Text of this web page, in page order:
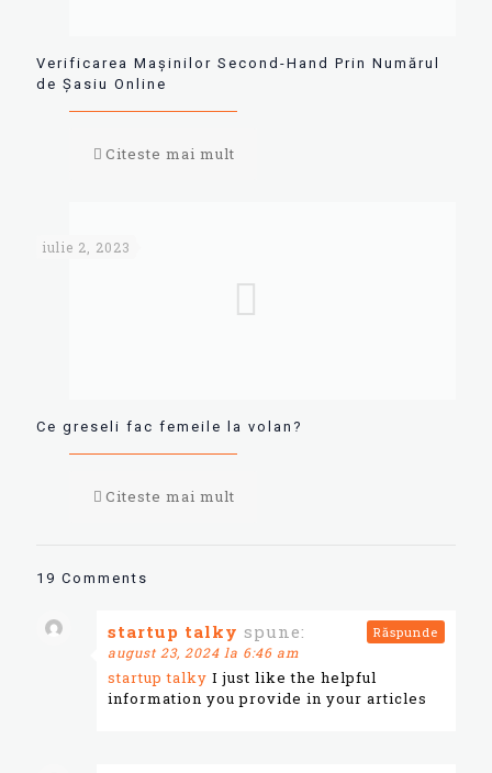
Verificarea Mașinilor Second-Hand Prin Numărul
de Șasiu Online
Citeste mai mult
iulie 2, 2023
Ce greseli fac femeile la volan?
Citeste mai mult
19 Comments
startup talky spune:
august 23, 2024 la 6:46 am
startup talky I just like the helpful
information you provide in your articles
Răspunde